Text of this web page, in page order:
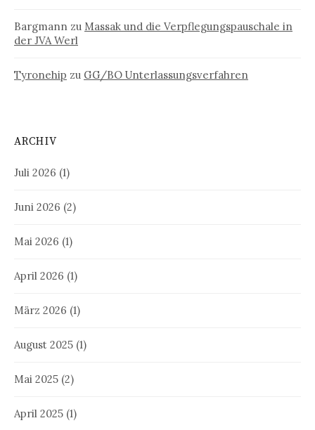
Bargmann zu Massak und die Verpflegungspauschale in
der JVA Werl
Tyronehip zu GG/BO Unterlassungsverfahren
ARCHIV
Juli 2026 (1)
Juni 2026 (2)
Mai 2026 (1)
April 2026 (1)
März 2026 (1)
August 2025 (1)
Mai 2025 (2)
April 2025 (1)